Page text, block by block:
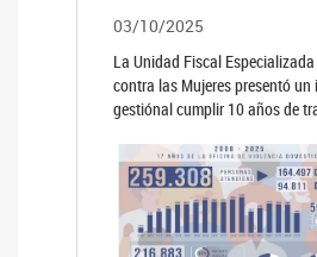
03/10/2025
La Unidad Fiscal
contra las Mujeres presentó un
gestiónal cumplir 10 años de